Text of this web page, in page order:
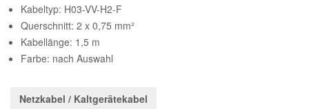
Kabeltyp: H03-VV-H2-F
Querschnitt: 2 x 0,75 mm²
Kabellänge: 1,5 m
Farbe: nach Auswahl
Netzkabel / Kaltgerätekabel